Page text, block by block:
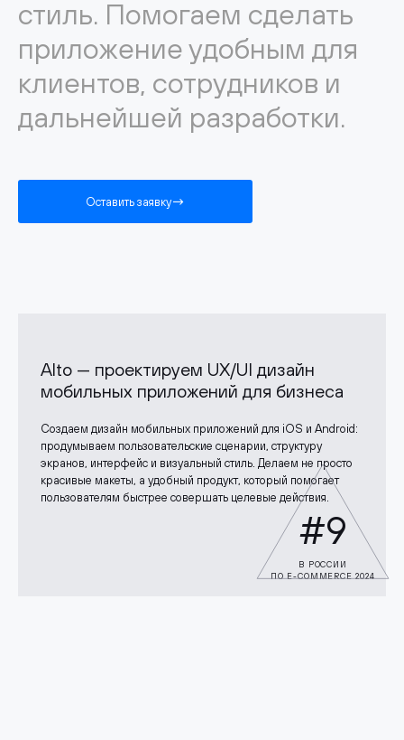
стиль. Помогаем сделать
приложение удобным для
клиентов, сотрудников и
дальнейшей разработки.
Оставить заявку
Alto — проектируем UX/UI дизайн
мобильных приложений для бизнеса
Создаем дизайн мобильных приложений для iOS и Android:
продумываем пользовательские сценарии, структуру
экранов, интерфейс и визуальный стиль. Делаем не просто
красивые макеты, а удобный продукт, который помогает
пользователям быстрее совершать целевые действия.
#9
В РОССИИ
ПО E-COMMERCE 2024